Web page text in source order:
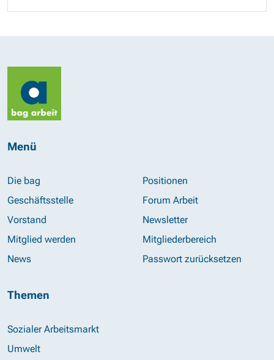
Menü
Die bag
Geschäftsstelle
Vorstand
Mitglied werden
News
Positionen
Forum Arbeit
Newsletter
Mitgliederbereich
Passwort zurücksetzen
Themen
Sozialer Arbeitsmarkt
Umwelt